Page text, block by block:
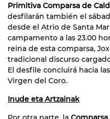
Primitiva Comparsa de
desfilarán también el
desde el Atrio de Santa
campamento a las 23.00
reina de esta comparsa,
tradicional discurso
El desfile concluirá hacia
Virgen del Coro.
Inude eta Artzainak